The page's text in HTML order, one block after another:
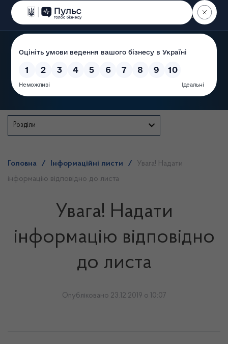
Пошук
Розділи
Головна / Інформаційні листи /
Увага! Надати
інформацію відповідно до листа
Увага! Надати
інформацію відповідно
до листа
Опубліковано 23.12.2019 о 10:07